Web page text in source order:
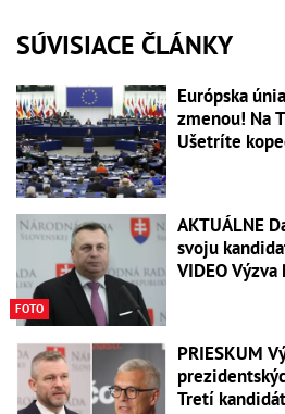
SÚVISIACE ČLÁNKY
Európska
zmenou! Na
Ušetríte
FOTO
AKTUÁLNE
svoju
VIDEO
PRIESKUM
Tretí